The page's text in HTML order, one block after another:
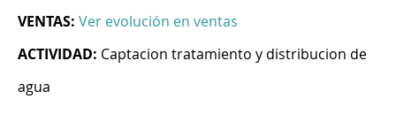
VENTAS: Ver evolución en ventas
ACTIVIDAD: Captacion tratamiento y distribucion de
agua